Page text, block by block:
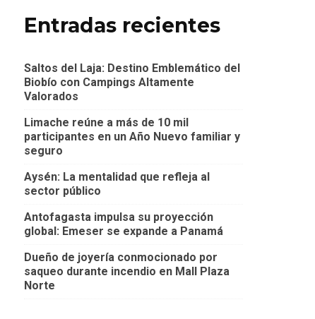
Entradas recientes
Saltos del Laja: Destino Emblemático del
Biobío con Campings Altamente
Valorados
Limache reúne a más de 10 mil
participantes en un Año Nuevo familiar y
seguro
Aysén: La mentalidad que refleja al
sector público
Antofagasta impulsa su proyección
global: Emeser se expande a Panamá
Dueño de joyería conmocionado por
saqueo durante incendio en Mall Plaza
Norte